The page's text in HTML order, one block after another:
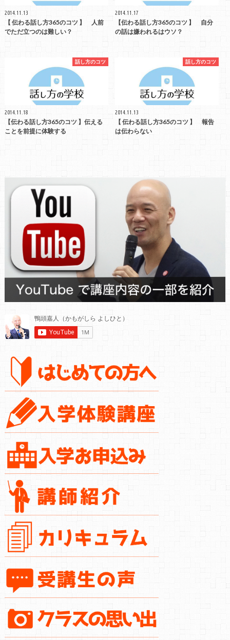
2014.11.13
【 伝わる話し方365のコツ 】 人前
でただ立つのは難しい？
2014.11.17
【伝わる話し方365のコツ 】 自分
の話は嫌われるはウソ？
話し方のコツ
2014.11.18
【伝わる話し方365のコツ 】伝える
ことを前提に体験する
話し方のコツ
2014.11.13
【 伝わる話し方365のコツ 】 報告
は伝わらない